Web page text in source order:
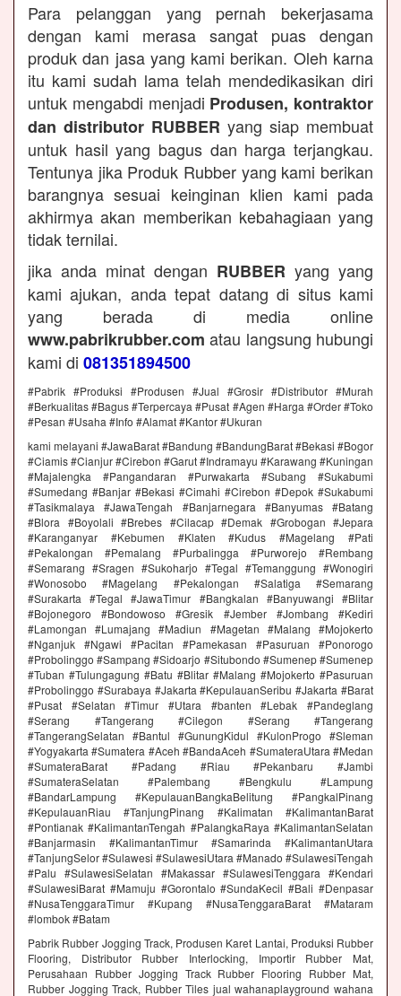
Para pelanggan yang pernah bekerjasama
dengan kami merasa sangat puas dengan
produk dan jasa yang kami berikan. Oleh karna
itu kami sudah lama telah mendedikasikan diri
untuk mengabdi menjadi Produsen, kontraktor
dan distributor RUBBER yang siap membuat
untuk hasil yang bagus dan harga terjangkau.
Tentunya jika Produk Rubber yang kami berikan
barangnya sesuai keinginan klien kami pada
akhirmya akan memberikan kebahagiaan yang
tidak ternilai.
jika anda minat dengan RUBBER yang yang
kami ajukan, anda tepat datang di situs kami
yang berada di media online
www.pabrikrubber.com atau langsung hubungi
kami di 081351894500
#Pabrik #Produksi #Produsen #Jual #Grosir #Distributor #Murah
#Berkualitas #Bagus #Terpercaya #Pusat #Agen #Harga #Order #Toko
#Pesan #Usaha #Info #Alamat #Kantor #Ukuran
kami melayani #JawaBarat #Bandung #BandungBarat #Bekasi #Bogor
#Ciamis #Cianjur #Cirebon #Garut #Indramayu #Karawang #Kuningan
#Majalengka #Pangandaran #Purwakarta #Subang #Sukabumi
#Sumedang #Banjar #Bekasi #Cimahi #Cirebon #Depok #Sukabumi
#Tasikmalaya #JawaTengah #Banjarnegara #Banyumas #Batang
#Blora #Boyolali #Brebes #Cilacap #Demak #Grobogan #Jepara
#Karanganyar #Kebumen #Klaten #Kudus #Magelang #Pati
#Pekalongan #Pemalang #Purbalingga #Purworejo #Rembang
#Semarang #Sragen #Sukoharjo #Tegal #Temanggung #Wonogiri
#Wonosobo #Magelang #Pekalongan #Salatiga #Semarang
#Surakarta #Tegal #JawaTimur #Bangkalan #Banyuwangi #Blitar
#Bojonegoro #Bondowoso #Gresik #Jember #Jombang #Kediri
#Lamongan #Lumajang #Madiun #Magetan #Malang #Mojokerto
#Nganjuk #Ngawi #Pacitan #Pamekasan #Pasuruan #Ponorogo
#Probolinggo #Sampang #Sidoarjo #Situbondo #Sumenep #Sumenep
#Tuban #Tulungagung #Batu #Blitar #Malang #Mojokerto #Pasuruan
#Probolinggo #Surabaya #Jakarta #KepulauanSeribu #Jakarta #Barat
#Pusat #Selatan #Timur #Utara #banten #Lebak #Pandeglang
#Serang #Tangerang #Cilegon #Serang #Tangerang
#TangerangSelatan #Bantul #GunungKidul #KulonProgo #Sleman
#Yogyakarta #Sumatera #Aceh #BandaAceh #SumateraUtara #Medan
#SumateraBarat #Padang #Riau #Pekanbaru #Jambi
#SumateraSelatan #Palembang #Bengkulu #Lampung
#BandarLampung #KepulauanBangkaBelitung #PangkalPinang
#KepulauanRiau #TanjungPinang #Kalimatan #KalimantanBarat
#Pontianak #KalimantanTengah #PalangkaRaya #KalimantanSelatan
#Banjarmasin #KalimantanTimur #Samarinda #KalimantanUtara
#TanjungSelor #Sulawesi #SulawesiUtara #Manado #SulawesiTengah
#Palu #SulawesiSelatan #Makassar #SulawesiTenggara #Kendari
#SulawesiBarat #Mamuju #Gorontalo #SundaKecil #Bali #Denpasar
#NusaTenggaraTimur #Kupang #NusaTenggaraBarat #Mataram
#lombok #Batam
Pabrik Rubber Jogging Track, Produsen Karet Lantai, Produksi Rubber
Flooring, Distributor Rubber Interlocking, Importir Rubber Mat,
Perusahaan Rubber Jogging Track Rubber Flooring Rubber Mat,
Rubber Jogging Track, Rubber Tiles jual wahanaplayground wahana